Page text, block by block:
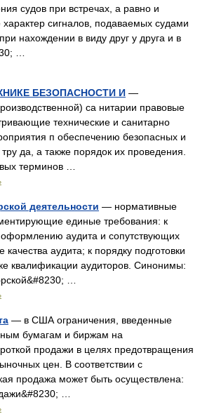
судов при встречах, а равно и
сигналов, подаваемых судами
нахождении в виду друг у друга и в
…
БЕЗОПАСНОСТИ И —
са нитарии правовые
технические и санитарно
п обеспечению безопасных и
да, а также порядок их проведения.
терминов …
деятельности — нормативные
единые требования: к
аудита и сопутствующих
качества аудита; к порядку подготовки
квалификации аудиторов. Синонимы:
…
— в США ограничения, введенные
бумагам и биржам на
продажи в целях предотвращения
цен. В соответствии с
продажа может быть осуществлена:
…